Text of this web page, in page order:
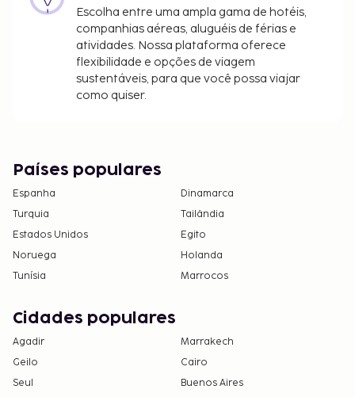
A piscina está aberta das 6:00 às 21:30.
Terá de efetuar uma reserva se quiser desfrutar
de massagens. As reservas poderão ser
efetuadas contactando Este aparthotel antes
da chegada, utilizando as informações que
Não são permitidos animais de estimação
neste alojamento, incluindo animais de
assistência.
Este alojamento aberto à comunidade LGBTQ+
aceita clientes de qualquer orientação sexual e
Escolha entre uma ampla gama de hotéis,
companhias aéreas, aluguéis de férias e
atividades. Nossa plataforma oferece
flexibilidade e opções de viagem
sustentáveis, para que você possa viajar
como quiser.
Países populares
Espanha
Dinamarca
Turquia
Tailândia
Estados Unidos
Egito
Noruega
Holanda
Tunísia
Marrocos
Cidades populares
Agadir
Marrakech
Geilo
Cairo
Seul
Buenos Aires